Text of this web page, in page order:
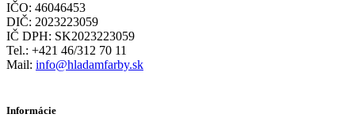
IČO: 46046453
DIČ: 2023223059
IČ DPH: SK2023223059
Tel.: +421 46/312 70 11
Mail: info@hladamfarby.sk
Informácie